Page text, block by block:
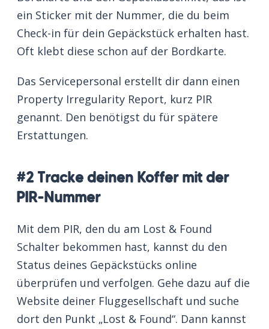
ein Sticker mit der Nummer, die du beim
Check-in für dein Gepäckstück erhalten hast.
Oft klebt diese schon auf der Bordkarte.
Das Servicepersonal erstellt dir dann einen
Property Irregularity Report, kurz PIR
genannt. Den benötigst du für spätere
Erstattungen.
#2 Tracke deinen Koffer mit der
PIR-Nummer
Mit dem PIR, den du am Lost & Found
Schalter bekommen hast, kannst du den
Status deines Gepäckstücks online
überprüfen und verfolgen. Gehe dazu auf die
Website deiner Fluggesellschaft und suche
dort den Punkt „Lost & Found“. Dann kannst